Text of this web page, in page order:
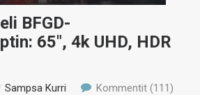
BFGD-
65″, 4k UHD, HDR
Sampsa Kurri Kommentit (111)